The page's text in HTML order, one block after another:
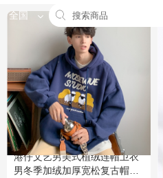
全国
港仔文艺男美式植绒连帽卫衣
男冬季加绒加厚宽松复古帽衫